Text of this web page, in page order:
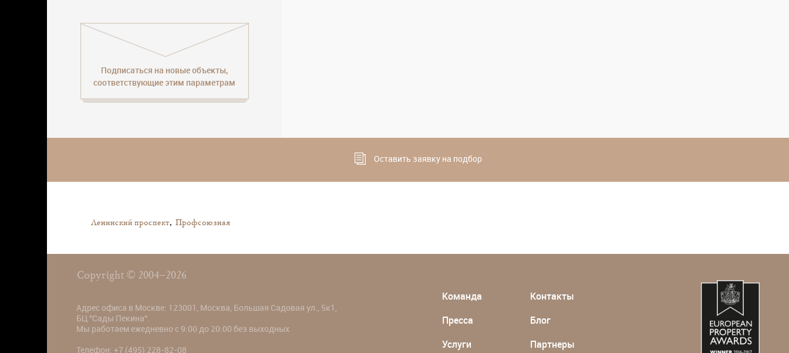
Подписаться на новые объекты,
соответствующие этим параметрам
Оставить заявку на подбор
Ленинский проспект, Профсоюзная
Copyright © 2004–2026
Адрес офиса в Москве: 123001, Москва, Большая Садовая ул., 5к1,
БЦ "Сады Пекина".
Мы работаем ежедневно с 9:00 до 20:00 без выходных
Телефон: +7 (495) 228-82-08
Команда
Пресса
Услуги
Контакты
Блог
Партнеры